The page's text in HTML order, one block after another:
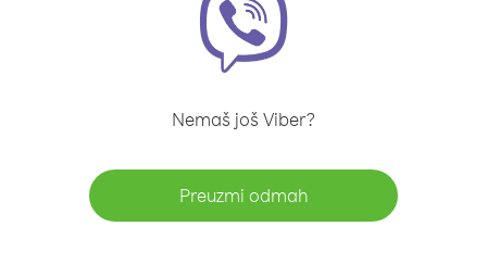
Nemaš još Viber?
Preuzmi odmah